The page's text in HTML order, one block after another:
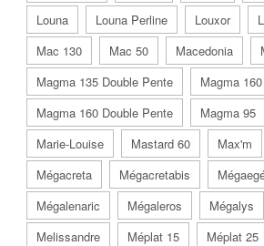
Louna
Louna Perline Louxor
Mac 130
Mac 50 Macedonia
Magma 135 Double Pente
Magma 160
Magma 160 Double Pente
Magma 95
Marie-Louise
Mastard 60 Max'm
Mégacreta
Mégacretabis
Mégalenaric
Mégaleros Mégalys
Melissandre
Méplat 15 Méplat 25